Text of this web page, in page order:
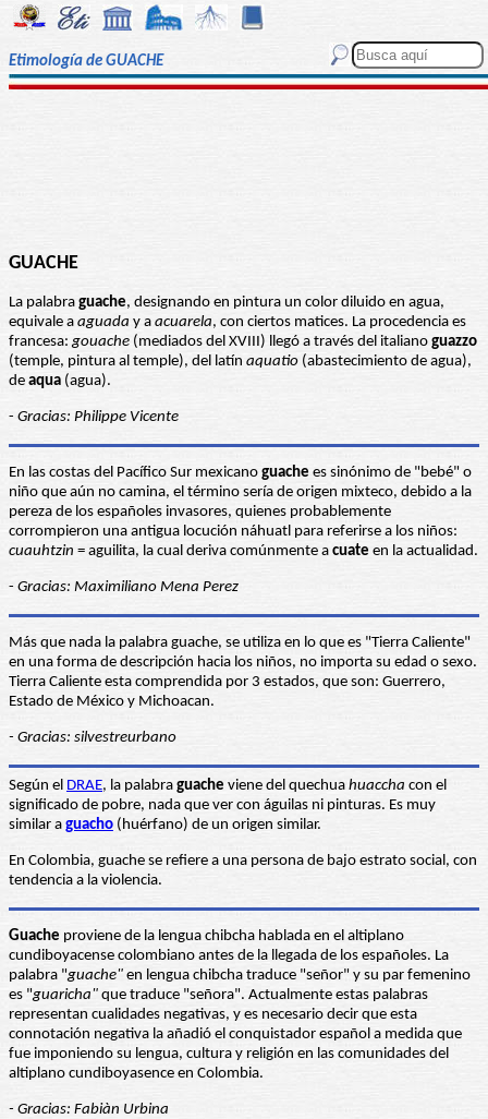
Etimología de GUACHE
GUACHE
La palabra guache, designando en pintura un color diluido en agua,
equivale a aguada y a acuarela, con ciertos matices. La procedencia es
francesa:gouache (mediados del XVIII) llegó a través del italiano guazzo
(temple, pintura al temple), del latín aquatio (abastecimiento de agua),
de aqua (agua).
- Gracias: Philippe Vicente
En las costas del Pacífico Sur mexicano guache es sinónimo de "bebé" o
niño que aún no camina, el término sería de origen mixteco, debido a la
pereza de los españoles invasores, quienes probablemente
corrompieron una antigua locución náhuatl para referirse a los niños:
cuauhtzin = aguilita, la cual deriva comúnmente a cuate en la actualidad.
- Gracias: Maximiliano Mena Perez
Más que nada la palabra guache, se utiliza en lo que es "Tierra Caliente"
en una forma de descripción hacia los niños, no importa su edad o sexo.
Tierra Caliente esta comprendida por 3 estados, que son: Guerrero,
Estado de México y Michoacan.
- Gracias: silvestreurbano
Según el DRAE, la palabra guache viene del quechua huaccha con el
significado de pobre, nada que ver con águilas ni pinturas. Es muy
similar a guacho (huérfano) de un origen similar.
En Colombia, guache se refiere a una persona de bajo estrato social, con
tendencia a la violencia.
Guache proviene de la lengua chibcha hablada en el altiplano
cundiboyacense colombiano antes de la llegada de los españoles. La
palabra "guache" en lengua chibcha traduce "señor" y su par femenino
es "guaricha" que traduce "señora". Actualmente estas palabras
representan cualidades negativas, y es necesario decir que esta
connotación negativa la añadió el conquistador español a medida que
fue imponiendo su lengua, cultura y religión en las comunidades del
altiplano cundiboyasence en Colombia.
- Gracias: Fabiàn Urbina